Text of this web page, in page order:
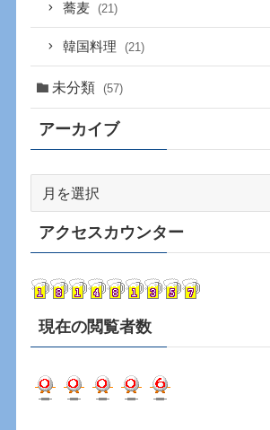
蕎麦 (21)
韓国料理 (21)
未分類 (57)
アーカイブ
カ
イ
アクセスカウンター
現在の閲覧者数